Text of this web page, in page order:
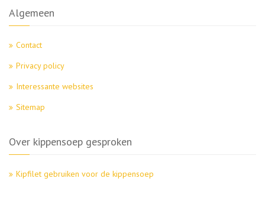
Algemeen
Contact
Privacy policy
Interessante websites
Sitemap
Over kippensoep gesproken
Kipfilet gebruiken voor de kippensoep